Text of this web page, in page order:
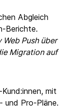
Abgleich
Push über
Migration auf
mit
und Pro‑Pläne.